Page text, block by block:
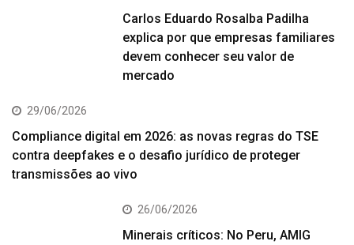
Carlos Eduardo Rosalba Padilha
explica por que empresas familiares
devem conhecer seu valor de
mercado
29/06/2026
Compliance digital em 2026: as novas regras do TSE
contra deepfakes e o desafio jurídico de proteger
transmissões ao vivo
26/06/2026
Minerais críticos: No Peru, AMIG